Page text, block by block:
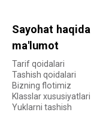
Sayohat haqida
ma'lumot
Tarif qoidalari
Tashish qoidalari
Bizning flotimiz
Klasslar xususiyatlari
Yuklarni tashish